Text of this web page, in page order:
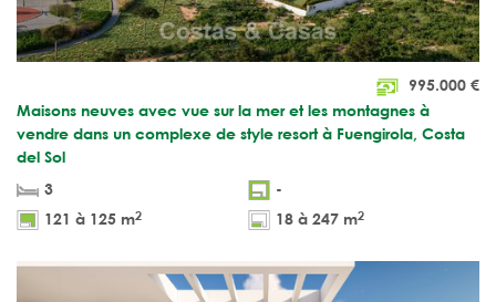
995.000 €
Maisons neuves avec vue sur la mer et les montagnes à
vendre dans un complexe de style resort à Fuengirola, Costa
del Sol
3
-
121 à 125 m2 18 à 247 m2